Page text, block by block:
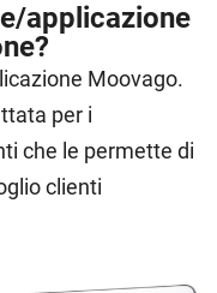
applicazione
Moovago.
per i
che le permette di
clienti